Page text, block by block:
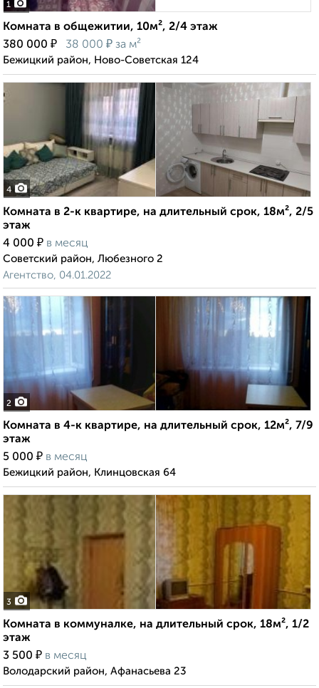
1
Комната в общежитии, 10м², 2/4 этаж
380 000 ₽ 38 000 ₽ за м²
Бежицкий район, Ново-Советская 124
4
Комната в 2-к квартире, на длительный срок, 18м², 2/5
этаж
4 000 ₽ в месяц
Советский район, Любезного 2
Агентство, 04.01.2022
2
Комната в 4-к квартире, на длительный срок, 12м², 7/9
этаж
5 000 ₽ в месяц
Бежицкий район, Клинцовская 64
3
Комната в коммуналке, на длительный срок, 18м², 1/2
этаж
3 500 ₽ в месяц
Володарский район, Афанасьева 23